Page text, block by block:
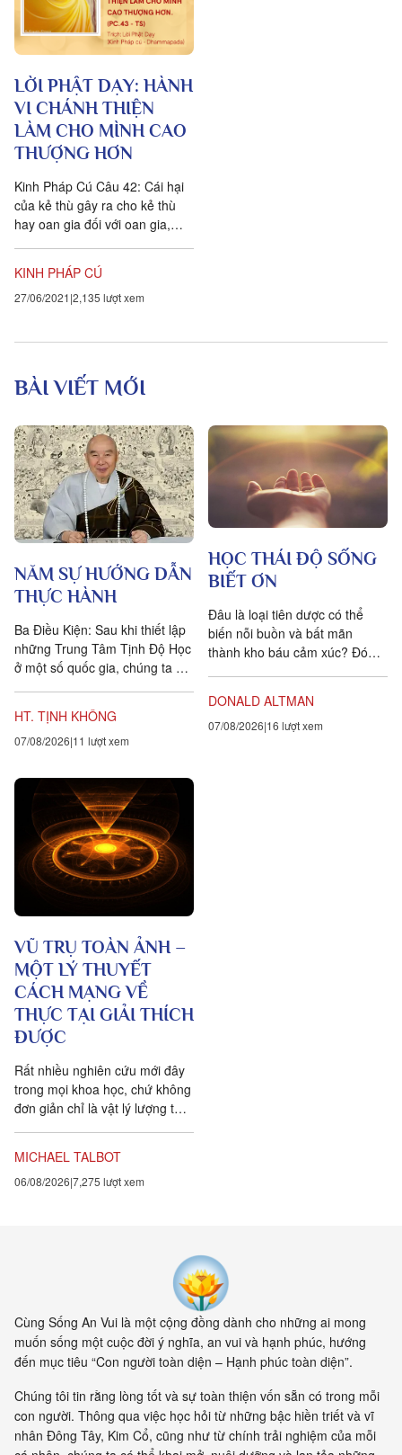
LỜI PHẬT DẠY: HÀNH
VI CHÁNH THIỆN
LÀM CHO MÌNH CAO
THƯỢNG HƠN
Kinh Pháp Cú Câu 42: Cái hại
của kẻ thù gây ra cho kẻ thù
hay oan gia đối với oan gia,
niệm hướng...
KINH PHÁP CÚ
27/06/2021 2,135 lượt xem
BÀI VIẾT MỚI
NĂM SỰ HƯỚNG DẪN
THỰC HÀNH
Ba Điều Kiện: Sau khi thiết lập
những Trung Tâm Tịnh Độ Học
ở một số quốc gia, chúng ta đặt
hành giả Tịnh...
HT. TỊNH KHÔNG
07/08/2026 11 lượt xem
HỌC THÁI ĐỘ SỐNG
BIẾT ƠN
Đâu là loại tiên dược có thể
biến nỗi buồn và bất mãn
thành kho báu cảm xúc? Đó
DONALD ALTMAN
07/08/2026 16 lượt xem
VŨ TRỤ TOÀN ẢNH –
MỘT LÝ THUYẾT
CÁCH MẠNG VỀ
THỰC TẠI GIẢI THÍCH
ĐƯỢC
Rất nhiều nghiên cứu mới đây
trong mọi khoa học, chứ không
đơn giản chỉ là vật lý lượng tử,
chúng ta tưởng. Một câu
chuyện khoa học đang xuất
kết nối. Khía cạnh quan trọng
nhất của sự sống không còn là
vật nữa, mà là mối liên hệ giữa
các vật.
MICHAEL TALBOT
06/08/2026 7,275 lượt xem
Cùng Sống An Vui là một cộng đồng dành cho những ai mong
muốn sống một cuộc đời ý nghĩa, an vui và hạnh phúc, hướng
đến mục tiêu “Con người toàn diện – Hạnh phúc toàn diện”.
Chúng tôi tin rằng lòng tốt và sự toàn thiện vốn sẵn có trong mỗi
con người. Thông qua việc học hỏi từ những bậc hiền triết và vĩ
nhân Đông Tây, Kim Cổ, cũng như từ chính trải nghiệm của mỗi